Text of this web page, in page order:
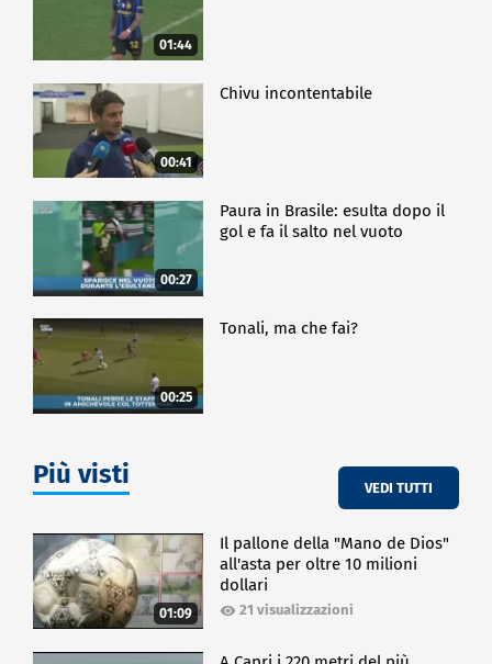
01:44
00:41
Chivu incontentabile
00:27
Paura in Brasile: esulta dopo il
gol e fa il salto nel vuoto
00:25
Tonali, ma che fai?
Più visti VEDI TUTTI
01:09
Il pallone della "Mano de Dios"
all'asta per oltre 10 milioni
dollari
21 visualizzazioni